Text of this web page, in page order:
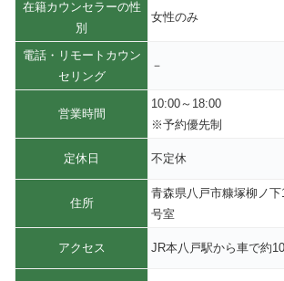
在籍カウンセラーの性
別
女性のみ
電話・リモートカウン
セリング
－
営業時間
10:00～18:00
※予約優先制
定休日 不定休
住所
青森県八戸市糠塚柳ノ
号室
アクセス JR本八戸駅から車で約